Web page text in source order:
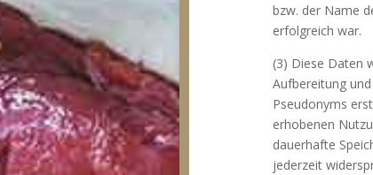
bzw. der Name
erfolgreich war.
(3) Diese Daten
Aufbereitung
Pseudonyms
erhobenen
dauerhafte
jederzeit